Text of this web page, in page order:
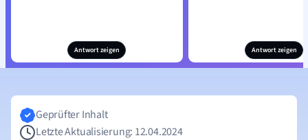
Antwort zeigen Antwort zeigen
Geprüfter Inhalt
Letzte Aktualisierung: 12.04.2024